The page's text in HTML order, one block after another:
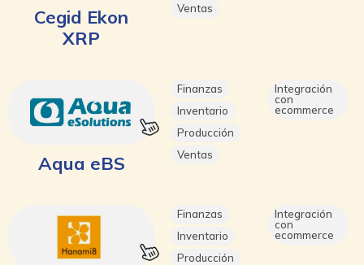
Cegid Ekon
XRP
Ventas
Aqua eBS
Finanzas
Inventario
Producción
Ventas
Integración
con
ecommerce
Finanzas
Inventario
Producción
Integración
con
ecommerce